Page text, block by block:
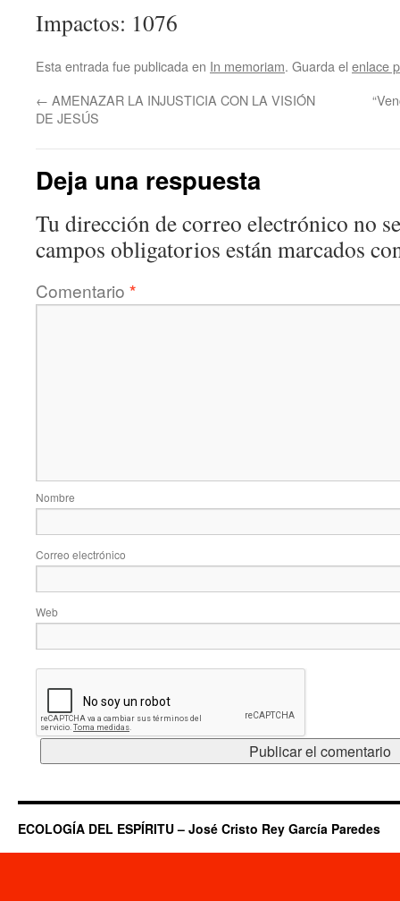
Impactos: 1076
Esta entrada fue publicada en In memoriam. Guarda el enlace
← AMENAZAR LA INJUSTICIA CON LA VISIÓN
DE JESÚS
Deja una respuesta
Tu dirección de correo electrónico no
campos obligatorios están marcados
Comentario *
Nombre
Correo electrónico
Web
ECOLOGÍA DEL ESPÍRITU – José Cristo Rey García Paredes